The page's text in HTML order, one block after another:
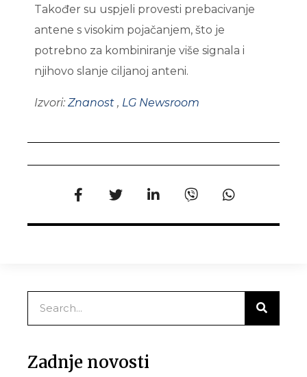
Također su uspjeli provesti prebacivanje
antene s visokim pojačanjem, što je
potrebno za kombiniranje više signala i
njihovo slanje ciljanoj anteni.
Izvori: Znanost , LG Newsroom
Zadnje novosti